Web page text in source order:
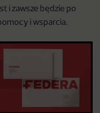
i zawsze będzie po
i wsparcia.